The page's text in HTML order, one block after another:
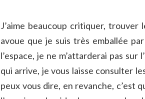
J’aime beaucoup critiquer,
avoue que je suis très emballée
l’espace, je ne m’attarderai pas
qui arrive, je vous laisse consulter
peux vous dire, en revanche, c’est